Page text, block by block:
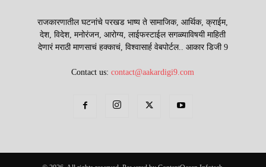
राजकारणातील घटनांचे परखड भाष्य ते सामाजिक, आर्थिक, क्राईम,
देश, विदेश, मनोरंजन, आरोग्य, लाईफस्टाईल सगळ्याविषयी माहिती
देणारं मराठी माणसाचं हक्काचं, विश्वासार्ह वेबपोर्टल.. आकार डिजी 9
Contact us:contact@aakardigi9.com